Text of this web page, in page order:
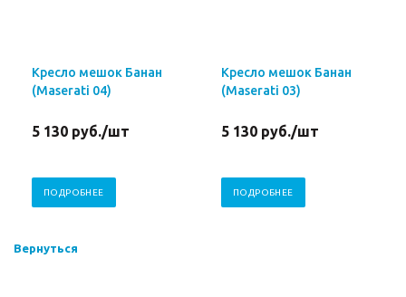
Кресло мешок Банан
(Maserati 04)
5 130 руб./шт
ПОДРОБНЕЕ
Кресло мешок Банан
(Maserati 03)
5 130 руб./шт
ПОДРОБНЕЕ
Вернуться